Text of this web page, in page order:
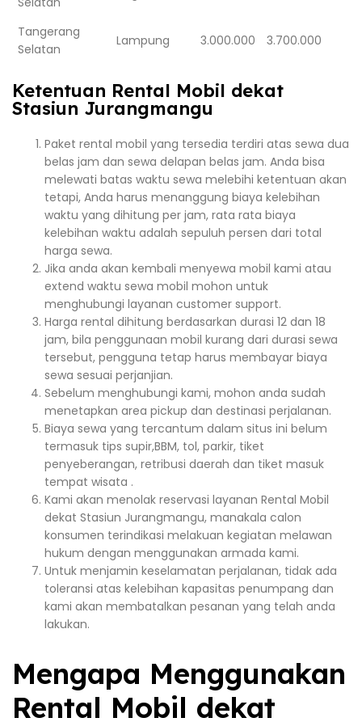
Tangerang
Selatan
Lampung 3.000.000 3.700.000
Ketentuan Rental Mobil dekat
Stasiun Jurangmangu
Paket rental mobil yang tersedia terdiri atas sewa dua
belas jam dan sewa delapan belas jam. Anda bisa
melewati batas waktu sewa melebihi ketentuan akan
tetapi, Anda harus menanggung biaya kelebihan
waktu yang dihitung per jam, rata rata biaya
kelebihan waktu adalah sepuluh persen dari total
harga sewa.
Jika anda akan kembali menyewa mobil kami atau
extend waktu sewa mobil mohon untuk
menghubungi layanan customer support.
Harga rental dihitung berdasarkan durasi 12 dan 18
jam, bila penggunaan mobil kurang dari durasi sewa
tersebut, pengguna tetap harus membayar biaya
sewa sesuai perjanjian.
Sebelum menghubungi kami, mohon anda sudah
menetapkan area pickup dan destinasi perjalanan.
Biaya sewa yang tercantum dalam situs ini belum
termasuk tips supir,BBM, tol, parkir, tiket
penyeberangan, retribusi daerah dan tiket masuk
tempat wisata .
Kami akan menolak reservasi layanan Rental Mobil
dekat Stasiun Jurangmangu, manakala calon
konsumen terindikasi melakuan kegiatan melawan
hukum dengan menggunakan armada kami.
Untuk menjamin keselamatan perjalanan, tidak ada
toleransi atas kelebihan kapasitas penumpang dan
kami akan membatalkan pesanan yang telah anda
lakukan.
Mengapa Menggunakan
Rental Mobil dekat